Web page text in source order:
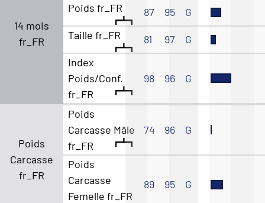
14 mois
fr_FR
Poids fr_FR 87 95
G
Taille fr_FR
81 97
G
Index
Poids/Conf.
fr_FR
98 96 G
Poids
Carcasse
fr_FR
Poids
Carcasse Mâle
fr_FR
74 96 G
Poids
Carcasse
Femelle fr_FR
89 95 G